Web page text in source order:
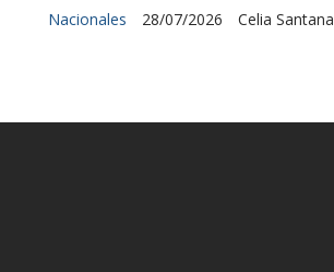
Celia Santana
Nacionales 28/07/2026